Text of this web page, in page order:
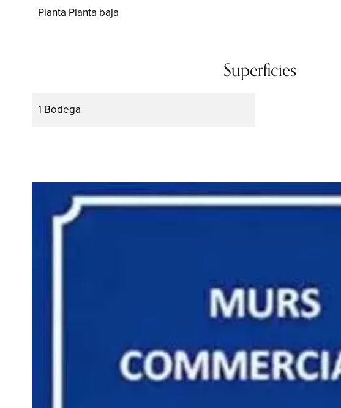
Planta Planta baja
Superficies
1 Bodega